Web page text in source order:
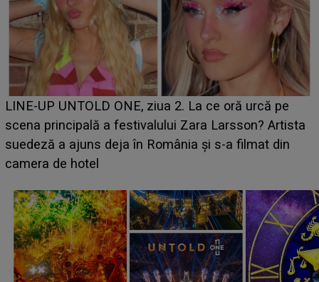
Ce a dezvăluit noua concurentă din "Casa Iubirii" l-a
luat prin surprindere pe Emanuel. CINE ESTE
BĂIATUL VIZAT de Alexandra?! Aflându-se în fața
faptului împlinit, A RECUNOSCUT IMEDIAT: "Am